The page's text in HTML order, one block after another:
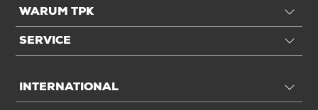
WARUM TPK
SERVICE
INTERNATIONAL